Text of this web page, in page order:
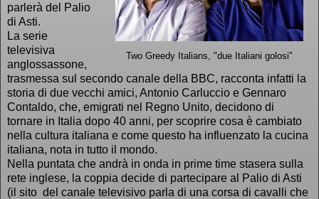
Two Greedy Italians, "due Italiani golosi"
parlerà del Palio
di Asti.
La serie
televisiva
anglossassone,
trasmessa sul secondo canale della BBC, racconta infatti la
storia di due vecchi amici, Antonio Carluccio e Gennaro
Contaldo, che, emigrati nel Regno Unito, decidono di
tornare in Italia dopo 40 anni, per scoprire cosa è cambiato
nella cultura italiana e come questo ha influenzato la cucina
italiana, nota in tutto il mondo.
Nella puntata che andrà in onda in prime time stasera sulla
rete inglese, la coppia decide di partecipare al Palio di Asti
(il sito del canale televisivo parla di una corsa di cavalli che